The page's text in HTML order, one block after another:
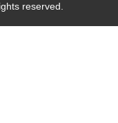
reserved.